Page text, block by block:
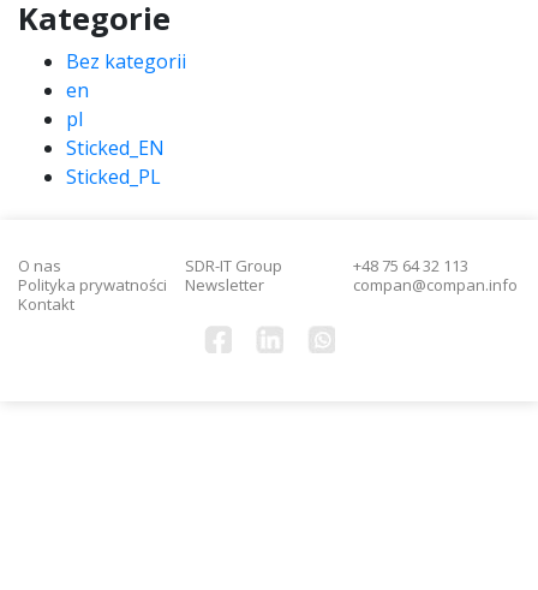
Kategorie
Bez kategorii
en
pl
Sticked_EN
Sticked_PL
O nas
Polityka prywatności
Kontakt
SDR-IT Group
Newsletter
+48 75 64 32 113
compan@compan.info